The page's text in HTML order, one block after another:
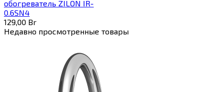
обогреватель ZILON IR-
0.6SN4
129,00 Br
Недавно просмотренные товары